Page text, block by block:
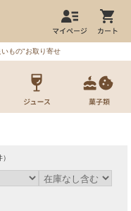
もの"お取り寄せ